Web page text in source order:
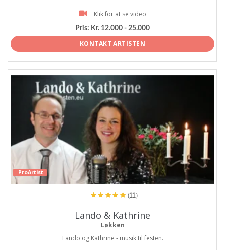
Klik for at se video
Pris: Kr. 12.000 - 25.000
KONTAKT ARTISTEN
ProArtist
(11)
Lando & Kathrine
Løkken
Lando og Kathrine - musik til festen.